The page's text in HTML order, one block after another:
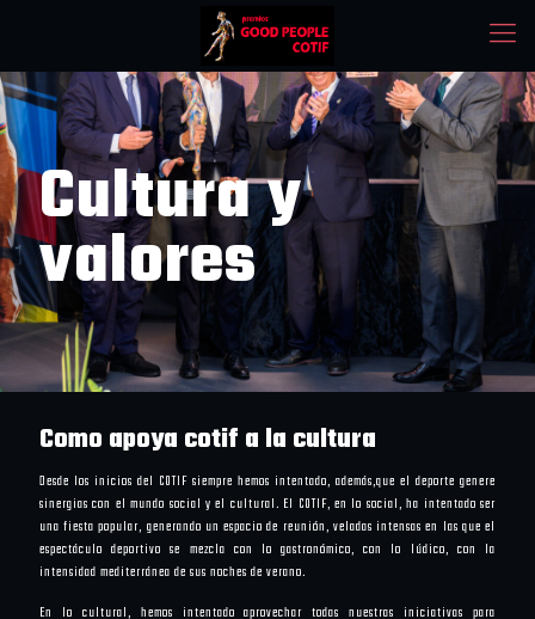
Cultura y
valores
Como apoya cotif a la cultura
Desde los inicios del COTIF siempre hemos intentado, además,que el deporte genere
sinergias con el mundo social y el cultural. El COTIF, en lo social, ha intentado ser
una fiesta popular, generando un espacio de reunión, veladas intensas en las que el
espectáculo deportivo se mezcla con lo gastronómico, con lo lúdico, con la
intensidad mediterránea de sus noches de verano.
En lo cultural, hemos intentado aprovechar todas nuestras iniciativas para